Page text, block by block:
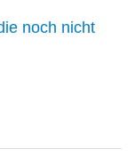
noch nicht